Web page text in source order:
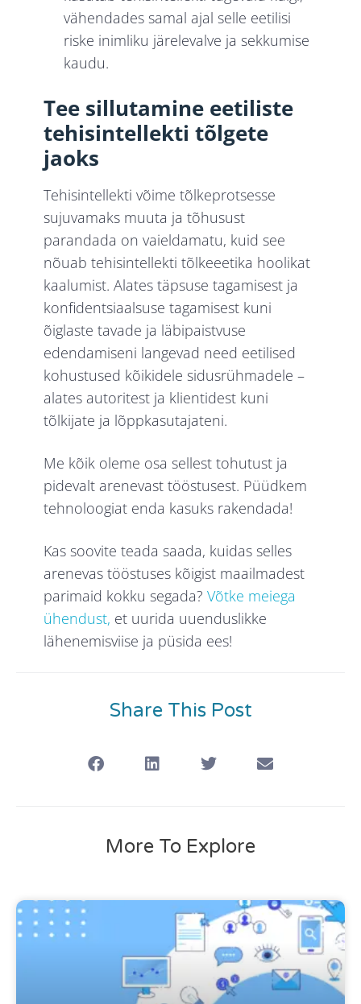
vähendades samal ajal selle eetilisi
riske inimliku järelevalve ja sekkumise
kaudu.
Tee sillutamine eetiliste
tehisintellekti tõlgete
jaoks
Tehisintellekti võime tõlkeprotsesse
sujuvamaks muuta ja tõhusust
parandada on vaieldamatu, kuid see
nõuab tehisintellekti tõlkeeetika hoolikat
kaalumist. Alates täpsuse tagamisest ja
konfidentsiaalsuse tagamisest kuni
õiglaste tavade ja läbipaistvuse
edendamiseni langevad need eetilised
kohustused kõikidele sidusrühmadele –
alates autoritest ja klientidest kuni
tõlkijate ja lõppkasutajateni.
Me kõik oleme osa sellest tohutust ja
pidevalt arenevast tööstusest. Püüdkem
tehnoloogiat enda kasuks rakendada!
Kas soovite teada saada, kuidas selles
arenevas tööstuses kõigist maailmadest
parimaid kokku segada?Võtke meiega
ühendust, et uurida uuenduslikke
lähenemisviise ja püsida ees!
Share This Post
More To Explore